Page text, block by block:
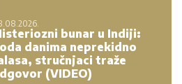
bunar u Indiji:
danima neprekidno
stručnjaci traže
(VIDEO)